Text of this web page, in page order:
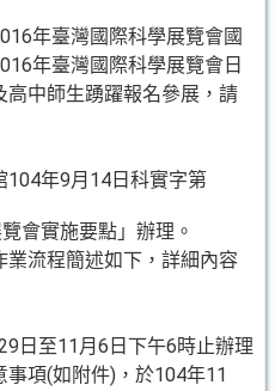
年臺灣國際科學展覽會國
年臺灣國際科學展覽會日
中師生踴躍報名參展，請
104年9月14日科實字第
會實施要點」辦理。
流程簡述如下，詳細內容
日至11月6日下午6時止辦理
項(如附件)，於104年11